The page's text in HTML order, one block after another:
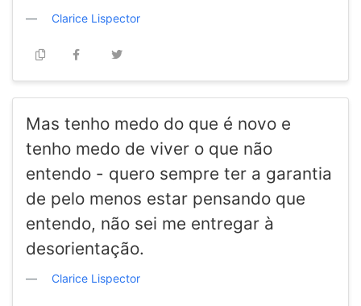
Clarice Lispector
Mas tenho medo do que é novo e
tenho medo de viver o que não
entendo - quero sempre ter a garantia
de pelo menos estar pensando que
entendo, não sei me entregar à
desorientação.
Clarice Lispector